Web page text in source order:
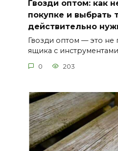
Гвозди оптом: как
покупке и выбрать
действительно
Гвозди оптом — это не
ящика с
0 203